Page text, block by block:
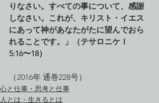
りなさい。すべての事について、感謝
しなさい。これが、キリスト・イエス
にあって神があなたがたに望んでおら
れることです。」（テサロニケⅠ
5:16〜18）
（2016年 通巻228号）
心と仕事・思考と仕事
人とは・生きるとは